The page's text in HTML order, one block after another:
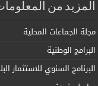
المزيد من
مجلة الجماعات المحلية
البرامج الوطنية
البرنامج السنوي للاستثمار